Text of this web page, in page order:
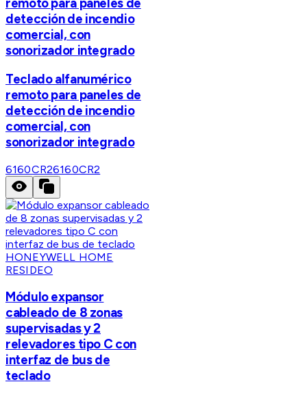
remoto para paneles de
detección de incendio
comercial, con
sonorizador integrado
Teclado alfanumérico
remoto para paneles de
detección de incendio
comercial, con
sonorizador integrado
6160CR26160CR2
HONEYWELL HOME
RESIDEO
Módulo expansor
cableado de 8 zonas
supervisadas y 2
relevadores tipo C con
interfaz de bus de
teclado